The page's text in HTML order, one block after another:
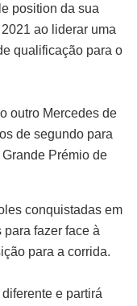
position da sua
ao liderar uma
qualificação para o
outro Mercedes de
de segundo para
Prémio de
conquistadas em
fazer face à
para a corrida.
e partirá